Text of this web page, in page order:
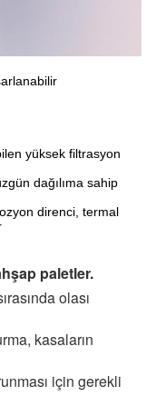
yüksek filtrasyon
dağılıma sahip
direnci, termal
paletler.
olası
kasaların
için gerekli